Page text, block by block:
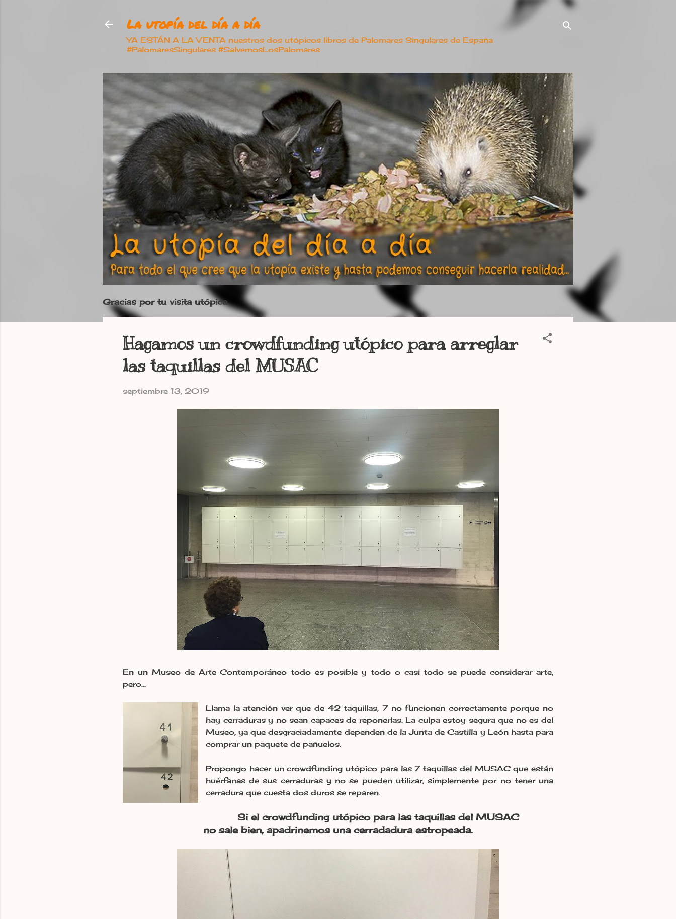
La utopía del día a día
YA ESTÁN A LA VENTA nuestros dos utópicos libros de Palomares Singulares de España
#PalomaresSingulares #SalvemosLosPalomares
Gracias por tu visita utópica
Hagamos un crowdfunding utópico para arreglar
las taquillas del MUSAC
septiembre 13, 2019
En un Museo de Arte Contemporáneo todo es posible y todo o casi todo se puede considerar arte,
pero...
Llama la atención ver que de 42 taquillas, 7 no funcionen correctamente porque no
hay cerraduras y no sean capaces de reponerlas. La culpa estoy segura que no es del
Museo, ya que desgraciadamente dependen de la Junta de Castilla y León hasta para
comprar un paquete de pañuelos.
Propongo hacer un crowdfunding utópico para las 7 taquillas del MUSAC que están
huérfanas de sus cerraduras y no se pueden utilizar, simplemente por no tener una
cerradura que cuesta dos duros se reparen.
Si el crowdfunding utópico para las taquillas del MUSAC
no sale bien, apadrinemos una cerradadura estropeada.